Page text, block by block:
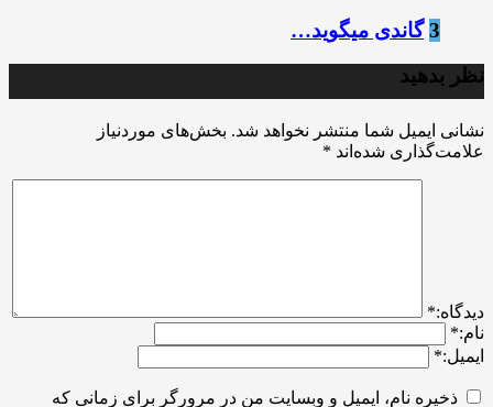
3 گاندی میگوید…
نظر بدهید
نشانی ایمیل شما منتشر نخواهد شد. بخش‌های موردنیاز
علامت‌گذاری شده‌اند *
ديدگاه:*
نام:*
ایمیل:*
ذخیره نام، ایمیل و وبسایت من در مرورگر برای زمانی که